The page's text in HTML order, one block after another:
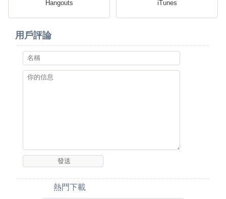
Hangouts iTunes
用戶評論
熱門下載